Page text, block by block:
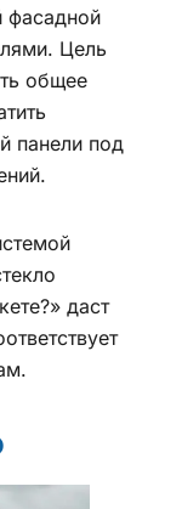
фасадной
Цель
общее
панели под
даст